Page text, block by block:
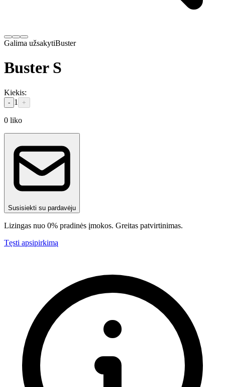
Galima užsakytiBuster
Buster S
Kiekis:
- 1 +
0 liko
Susisiekti su pardavėju
Lizingas nuo 0% pradinės įmokos. Greitas patvirtinimas.
Tęsti apsipirkimą